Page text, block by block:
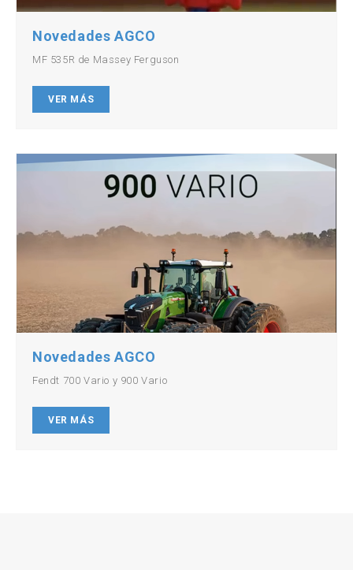
Novedades AGCO
MF 535R de Massey Ferguson
VER MÁS
Novedades AGCO
Fendt 700 Vario y 900 Vario
VER MÁS